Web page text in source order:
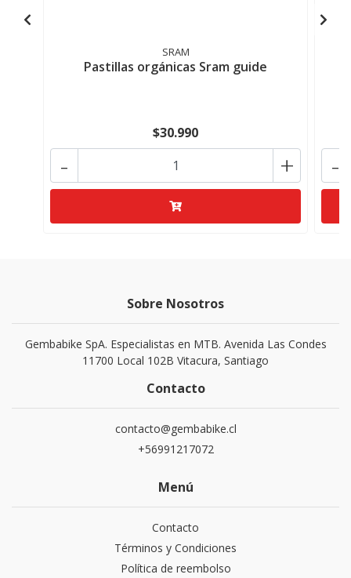
SRAM
Pastillas orgánicas Sram guide
$30.990
+
- -
Sobre Nosotros
Gembabike SpA. Especialistas en MTB. Avenida Las Condes
11700 Local 102B Vitacura, Santiago
Contacto
contacto@gembabike.cl
+56991217072
Menú
Contacto
Términos y Condiciones
Política de reembolso